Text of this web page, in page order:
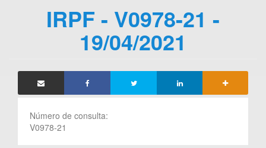
IRPF - V0978-21 -
19/04/2021
Número de consulta:
V0978-21